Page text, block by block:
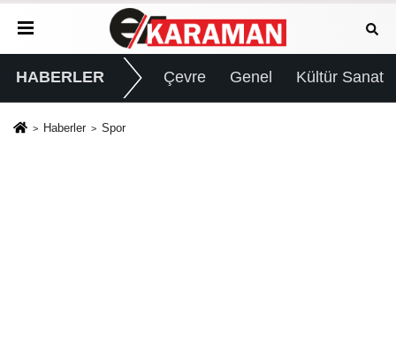
HABERLER Çevre Genel Kültür Sanat
Haberler Spor